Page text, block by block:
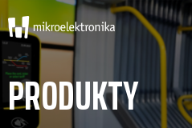
PRODUKTY